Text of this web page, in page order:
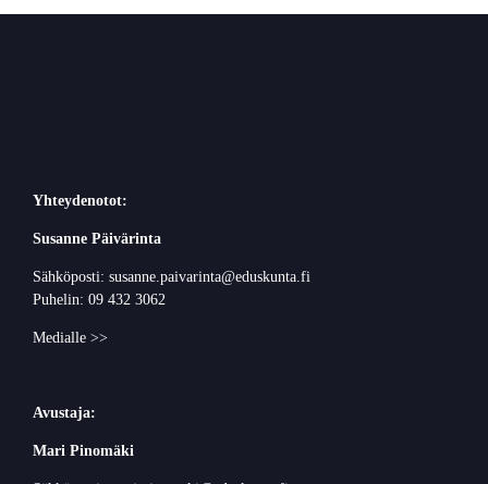
Yhteydenotot:
Susanne Päivärinta
Sähköposti: susanne.paivarinta@eduskunta.fi
Puhelin: 09 432 3062
Medialle >>
Avustaja:
Mari Pinomäki